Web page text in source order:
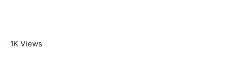
En savoir plus
1K Views